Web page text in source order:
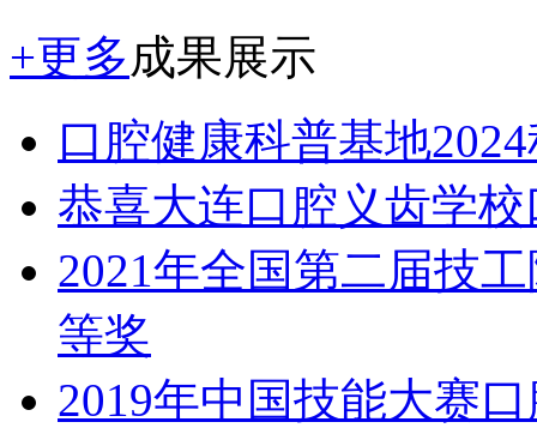
+更多成果展示
口腔健康科普基地
恭喜大连口腔义齿学
2021年全国第二届技
等奖
2019年中国技能大赛